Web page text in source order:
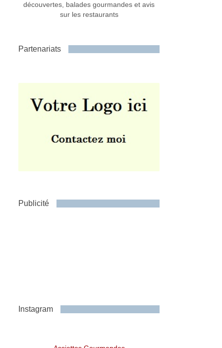
découvertes, balades gourmandes et avis
sur les restaurants
Partenariats
Publicité
Instagram